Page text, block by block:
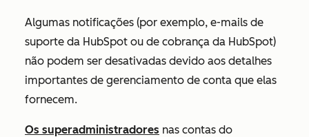
Algumas notificações (por exemplo, e-mails de
suporte da HubSpot ou de cobrança da HubSpot)
não podem ser desativadas devido aos detalhes
importantes de gerenciamento de conta que elas
fornecem.
Os superadministradores nas contas do